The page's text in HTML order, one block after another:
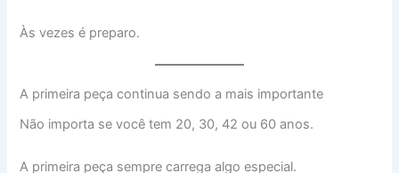
Às vezes é preparo.
A primeira peça continua sendo a mais importante
Não importa se você tem 20, 30, 42 ou 60 anos.
A primeira peça sempre carrega algo especial.